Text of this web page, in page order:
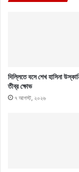
দিল্লিতে বসে শেখ হাসিনা
তীব্র ক্ষোভ
৭ আগস্ট, ২০২৬